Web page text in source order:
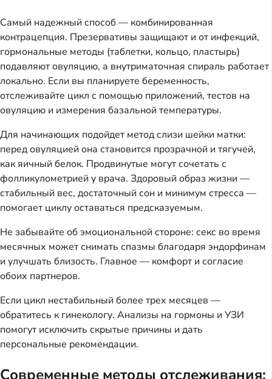
Самый надежный способ — комбинированная
контрацепция. Презервативы защищают и от инфекций,
гормональные методы (таблетки, кольцо, пластырь)
подавляют овуляцию, а внутриматочная спираль работает
локально. Если вы планируете беременность,
отслеживайте цикл с помощью приложений, тестов на
овуляцию и измерения базальной температуры.
Для начинающих подойдет метод слизи шейки матки:
перед овуляцией она становится прозрачной и тягучей,
как яичный белок. Продвинутые могут сочетать с
фолликулометрией у врача. Здоровый образ жизни —
стабильный вес, достаточный сон и минимум стресса —
помогает циклу оставаться предсказуемым.
Не забывайте об эмоциональной стороне: секс во время
месячных может снимать спазмы благодаря эндорфинам
и улучшать близость. Главное — комфорт и согласие
обоих партнеров.
Если цикл нестабильный более трех месяцев —
обратитесь к гинекологу. Анализы на гормоны и УЗИ
помогут исключить скрытые причины и дать
персональные рекомендации.
Современные методы отслеживания: